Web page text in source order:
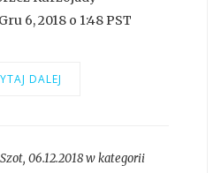
6, 2018 o 1:48 PST
DALEJ
, 06.12.2018 w kategorii